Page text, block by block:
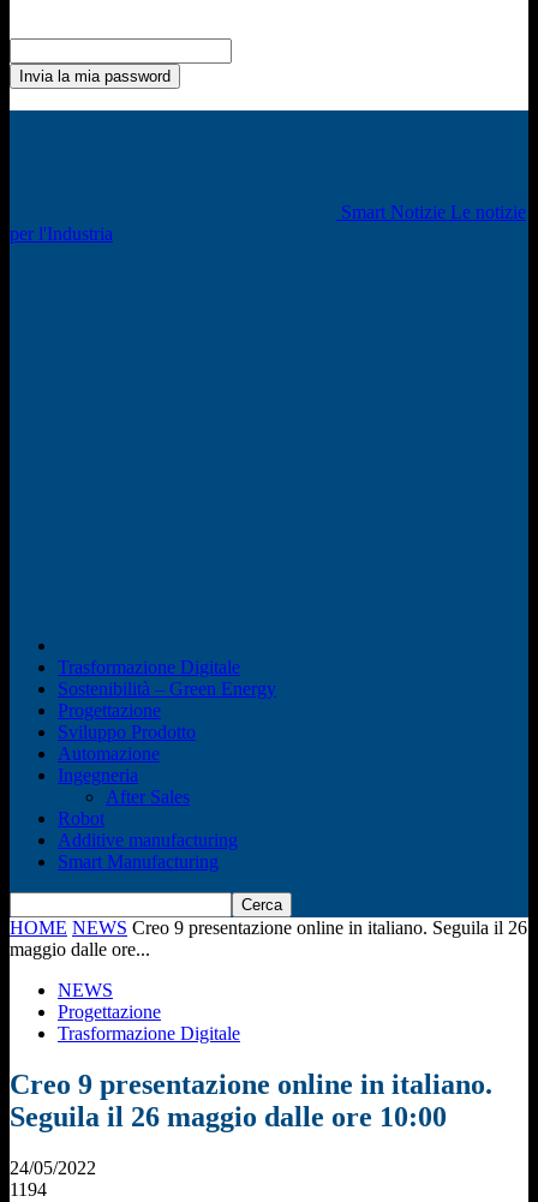
Smart Notizie Le notizie
per l'Industria
Trasformazione Digitale
Sostenibilità – Green Energy
Progettazione
Sviluppo Prodotto
Automazione
Ingegneria
After Sales
Robot
Additive manufacturing
Smart Manufacturing
HOME NEWS Creo 9 presentazione online in italiano. Seguila il 26
maggio dalle ore...
NEWS
Progettazione
Trasformazione Digitale
Creo 9 presentazione online in italiano.
Seguila il 26 maggio dalle ore 10:00
24/05/2022
1194